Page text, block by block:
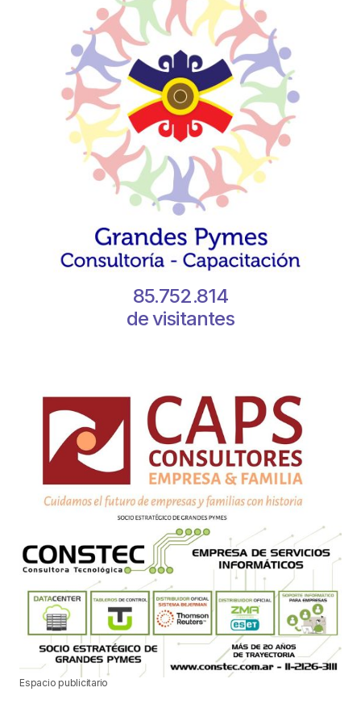
85.752.814
de visitantes
Espacio publicitario